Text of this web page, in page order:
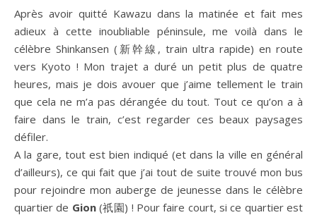
Après avoir quitté Kawazu dans la matinée et fait mes
adieux à cette inoubliable péninsule, me voilà dans le
célèbre Shinkansen (新幹線, train ultra rapide) en route
vers Kyoto ! Mon trajet a duré un petit plus de quatre
heures, mais je dois avouer que j’aime tellement le train
que cela ne m’a pas dérangée du tout. Tout ce qu’on a à
faire dans le train, c’est regarder ces beaux paysages
défiler.
A la gare, tout est bien indiqué (et dans la ville en général
d’ailleurs), ce qui fait que j’ai tout de suite trouvé mon bus
pour rejoindre mon auberge de jeunesse dans le célèbre
quartier de Gion(祇園) ! Pour faire court, si ce quartier est